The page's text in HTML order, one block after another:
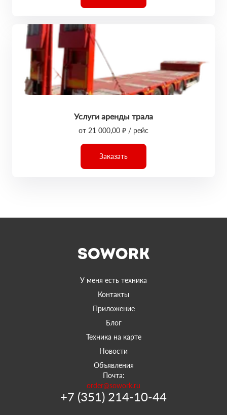
Услуги аренды трала
от 21 000,00 ₽ / рейс
Заказать
У меня есть техника
Контакты
Приложение
Блог
Техника на карте
Новости
Объявления
Почта:
order@sowork.ru
+7 (351) 214-10-44